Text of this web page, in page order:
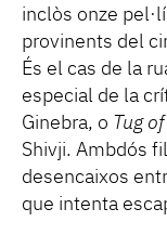
inclòs onze
provinents del
És el cas de la
especial de la
Ginebra, o Tug
Shivji. Ambdós
desencaixos
que intenta